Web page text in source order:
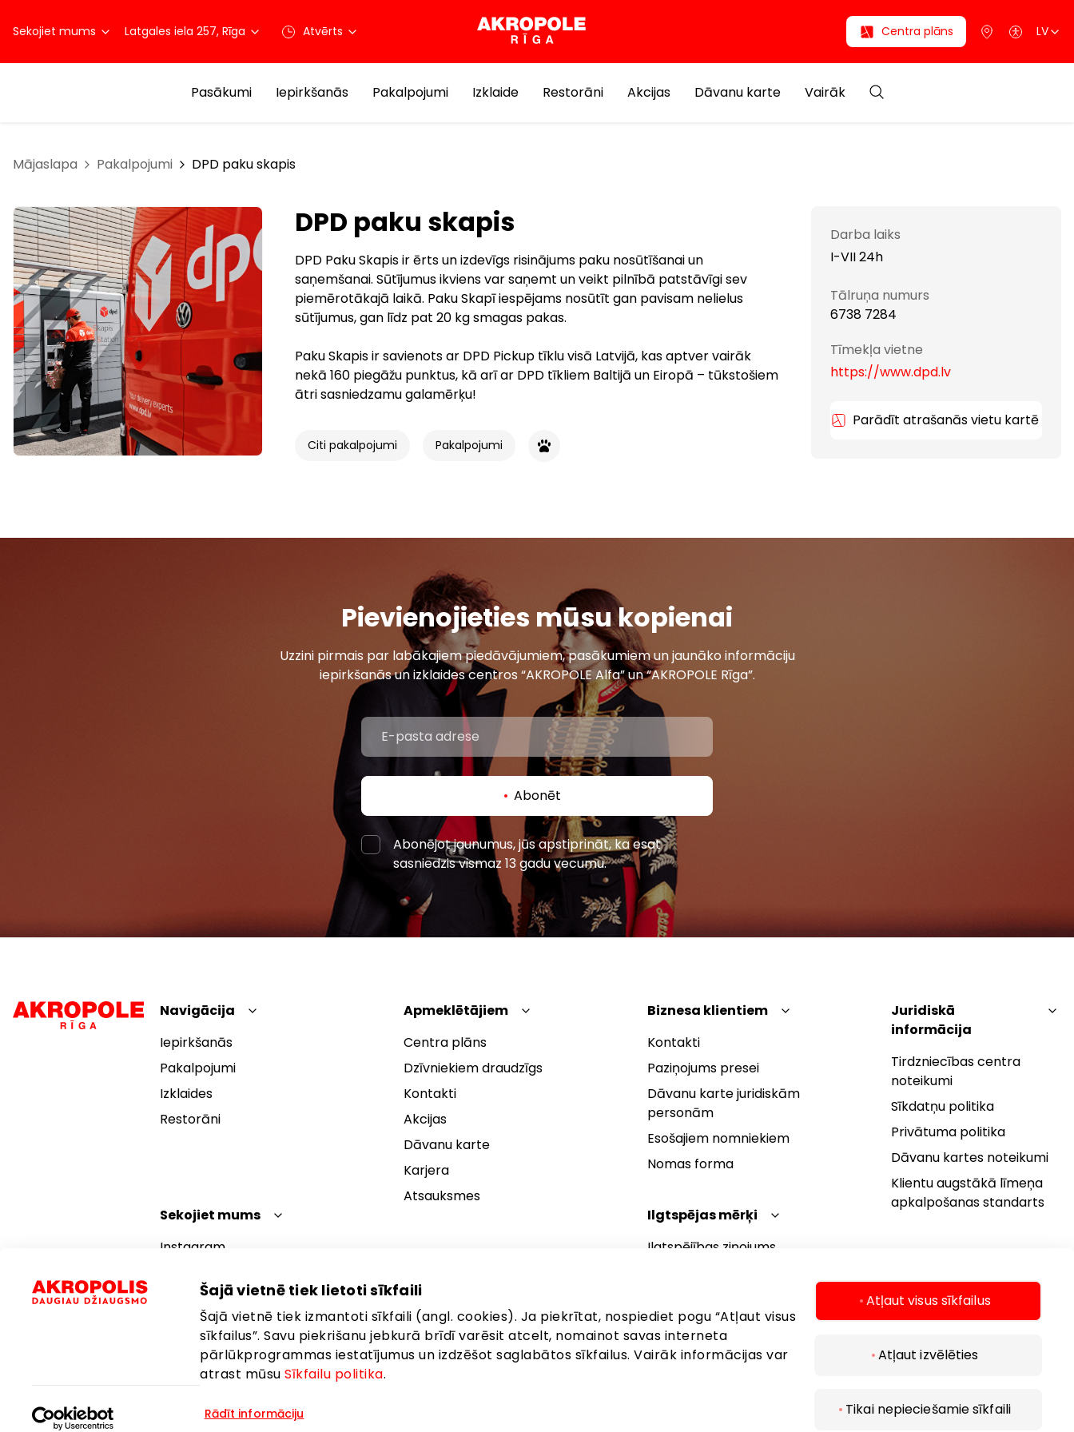
Šajā vietnē tiek lietoti sīkfaili
Šajā vietnē tiek izmantoti sīkfaili (angl. cookies). Ja piekrītat, nospiediet pogu “Atļaut visus
sīkfailus”. Savu piekrišanu jebkurā brīdī varēsit atcelt, nomainot savas interneta
pārlūkprogrammas iestatījumus un izdzēšot saglabātos sīkfailus. Vairāk informācijas var
atrast mūsu Sīkfailu politika.
Rādīt informāciju
Atļaut visus sīkfailus
Atļaut izvēlēties
Tikai nepieciešamie sīkfaili
Sekojiet mums Latgales iela 257, Rīga Atvērts Centra plāns LV
Pasākumi Iepirkšanās Pakalpojumi Izklaide Restorāni Akcijas Dāvanu karte Vairāk
Mājaslapa Pakalpojumi DPD paku skapis
DPD paku skapis
DPD Paku Skapis ir ērts un izdevīgs risinājums paku nosūtīšanai un
saņemšanai. Sūtījumus ikviens var saņemt un veikt pilnībā patstāvīgi sev
piemērotākajā laikā. Paku Skapī iespējams nosūtīt gan pavisam nelielus
sūtījumus, gan līdz pat 20 kg smagas pakas.
Paku Skapis ir savienots ar DPD Pickup tīklu visā Latvijā, kas aptver vairāk
nekā 160 piegāžu punktus, kā arī ar DPD tīkliem Baltijā un Eiropā – tūkstošiem
ātri sasniedzamu galamērķu!
Citi pakalpojumi Pakalpojumi
Darba laiks
I-VII 24h
Tālruņa numurs
6738 7284
Tīmekļa vietne
https://www.dpd.lv
Parādīt atrašanās vietu kartē
Pievienojieties mūsu kopienai
Uzzini pirmais par labākajiem piedāvājumiem, pasākumiem un jaunāko informāciju
iepirkšanās un izklaides centros “AKROPOLE Alfa” un “AKROPOLE Rīga”.
Abonēt
Abonējot jaunumus, jūs apstiprināt, ka esat
sasniedzis vismaz 13 gadu vecumu.
Navigācija
Iepirkšanās
Pakalpojumi
Izklaides
Restorāni
Apmeklētājiem
Centra plāns
Dzīvniekiem draudzīgs
Kontakti
Akcijas
Dāvanu karte
Karjera
Atsauksmes
Biznesa klientiem
Kontakti
Paziņojums presei
Dāvanu karte juridiskām
personām
Esošajiem nomniekiem
Nomas forma
Ilgtspējas mērķi
Ilgtspējības ziņojums
Juridiskā
informācija
Tirdzniecības centra
noteikumi
Sīkdatņu politika
Privātuma politika
Dāvanu kartes noteikumi
Klientu augstākā līmeņa
apkalpošanas standarts
Sekojiet mums
Instagram
YouTube